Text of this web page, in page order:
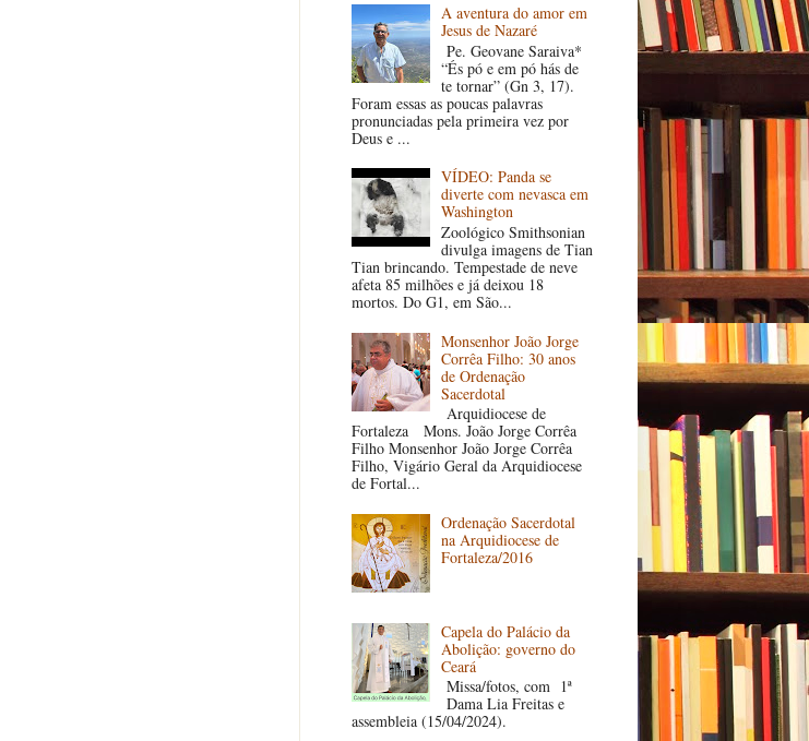
A aventura do amor em
Jesus de Nazaré
Pe. Geovane Saraiva*
“És pó e em pó hás de
te tornar” (Gn 3, 17).
Foram essas as poucas palavras
pronunciadas pela primeira vez por
Deus e ...
VÍDEO: Panda se
diverte com nevasca em
Washington
Zoológico Smithsonian
divulga imagens de Tian
Tian brincando. Tempestade de neve
afeta 85 milhões e já deixou 18
mortos. Do G1, em São...
Monsenhor João Jorge
Corrêa Filho: 30 anos
de Ordenação
Sacerdotal
Arquidiocese de
Fortaleza Mons. João Jorge Corrêa
Filho Monsenhor João Jorge Corrêa
Filho, Vigário Geral da Arquidiocese
de Fortal...
Ordenação Sacerdotal
na Arquidiocese de
Fortaleza/2016
Capela do Palácio da
Abolição: governo do
Ceará
Missa/fotos, com 1ª
Dama Lia Freitas e
assembleia (15/04/2024).